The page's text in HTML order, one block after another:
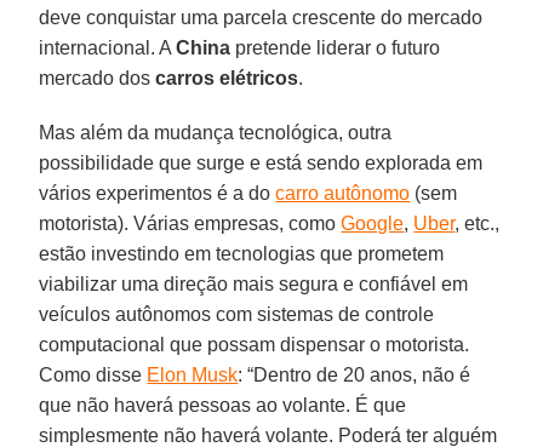
deve conquistar uma parcela crescente do mercado
internacional. AChina pretende liderar o futuro
mercado doscarros elétricos.
Mas além da mudança tecnológica, outra
possibilidade que surge e está sendo explorada em
vários experimentos é a docarro autônomo (sem
motorista). Várias empresas, comoGoogle, Uber, etc.,
estão investindo em tecnologias que prometem
viabilizar uma direção mais segura e confiável em
veículos autônomos com sistemas de controle
computacional que possam dispensar o motorista.
Como disse Elon Musk: “Dentro de 20 anos, não é
que não haverá pessoas ao volante. É que
simplesmente não haverá volante. Poderá ter alguém